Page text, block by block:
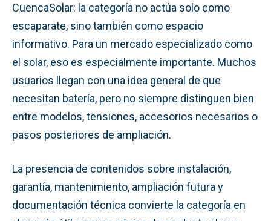
CuencaSolar: la categoría no actúa solo como
escaparate, sino también como espacio
informativo. Para un mercado especializado como
el solar, eso es especialmente importante. Muchos
usuarios llegan con una idea general de que
necesitan batería, pero no siempre distinguen bien
entre modelos, tensiones, accesorios necesarios o
pasos posteriores de ampliación.
La presencia de contenidos sobre instalación,
garantía, mantenimiento, ampliación futura y
documentación técnica convierte la categoría en